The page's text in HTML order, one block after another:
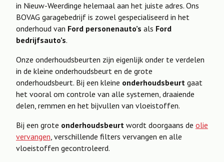
in Nieuw-Weerdinge helemaal aan het juiste adres. Ons
BOVAG garagebedrijf is zowel gespecialiseerd in het
onderhoud van Ford personenauto’s als Ford
bedrijfsauto’s.
Onze onderhoudsbeurten zijn eigenlijk onder te verdelen
in de kleine onderhoudsbeurt en de grote
onderhoudsbeurt. Bij een kleine onderhoudsbeurt gaat
het vooral om controle van alle systemen, draaiende
delen, remmen en het bijvullen van vloeistoffen.
Bij een grote onderhoudsbeurt wordt doorgaans de olie
vervangen, verschillende filters vervangen en alle
vloeistoffen gecontroleerd.